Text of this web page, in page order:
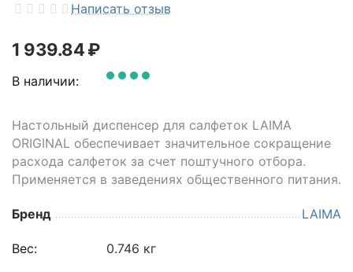
Написать отзыв
1 939.84₽
В наличии:
Настольный диспенсер для салфеток LAIMA
ORIGINAL обеспечивает значительное сокращение
расхода салфеток за счет поштучного отбора.
Применяется в заведениях общественного питания.
Бренд LAIMA
Вес: 0.746 кг